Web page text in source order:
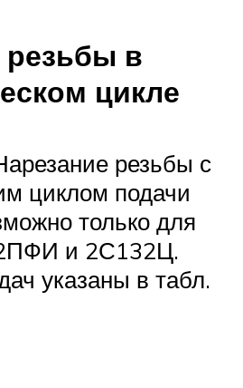
резьбы в
цикле
резьбы с
циклом подачи
только для
и 2С132Ц.
указаны в табл.